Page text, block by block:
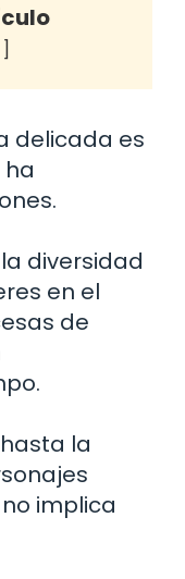
delicada es
diversidad
en el
de
la
implica